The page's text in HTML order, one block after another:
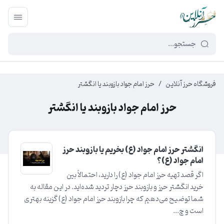
449f43cf-3da2-4422-bb12-2566cb5b8b05
فروشگاه حرز آنلاین / حرز امام جواد بازوبند یا انگشتر
حرز امام جواد بازوبند یا انگشتر
انگشتر حرز امام جواد (ع) بخریم یا بازوبند حرز
امام جواد (ع)؟
اگر قصد تهیه حرز امام جواد (ع) را دارید، احتمالاً بین
خرید انگشتر حرز و بازوبند حرز دچار تردید شده‌اید. در این مقاله به
شما توضیح می‌دهیم که چرا بازوبند حرز امام جواد (ع) گزینه بهتری
است و چ...